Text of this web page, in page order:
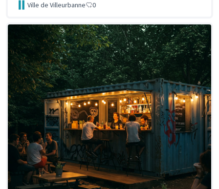
Ville de Villeurbanne 0